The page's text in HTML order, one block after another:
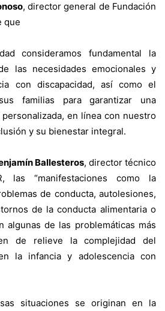
, director general de Fundación
que
consideramos fundamental la
las necesidades emocionales y
con discapacidad, así como el
familias para garantizar una
en línea con nuestro
y su bienestar integral.
Ballesteros, director técnico
las “manifestaciones como la
de conducta, autolesiones,
de la conducta alimentaria o
algunas de las problemáticas más
de relieve la complejidad del
la infancia y adolescencia con
situaciones se originan en la